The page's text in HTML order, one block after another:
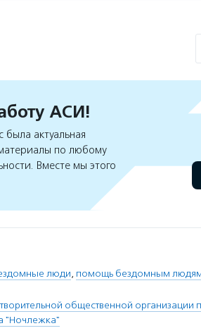
АСИ!
актуальная
по любому
Вместе мы этого
люди, помощь бездомным
общественной
"Ночлежка"